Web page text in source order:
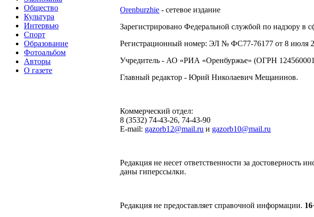
Общество
Культура
Интервью
Спорт
Образование
Фотоальбом
Авторы
О газете
Orenburzhie - сетевое издание
Зарегистрировано Федеральной службой по надзору
Регистрационный номер: ЭЛ № ФС77-76177 от 8 июля
Учредитель - АО «РИА «Оренбуржье» (ОГРН
Главный редактор - Юрий Николаевич Мещанинов.
Коммерческий отдел:
8 (3532) 74-43-26, 74-43-90
E-mail: gazorb12@mail.ru и gazorb10@mail.ru
Редакция не несет ответственности за достоверность
даны гиперссылки.
Редакция не предоставляет справочной информации.